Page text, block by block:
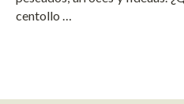
centollo …